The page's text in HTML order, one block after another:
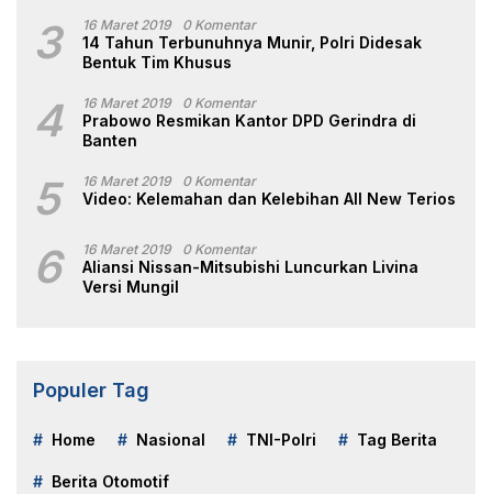
3 16 Maret 2019 0 Komentar
14 Tahun Terbunuhnya Munir, Polri Didesak
Bentuk Tim Khusus
4 16 Maret 2019 0 Komentar
Prabowo Resmikan Kantor DPD Gerindra di
Banten
5 16 Maret 2019 0 Komentar
Video: Kelemahan dan Kelebihan All New Terios
6 16 Maret 2019 0 Komentar
Aliansi Nissan-Mitsubishi Luncurkan Livina
Versi Mungil
Populer Tag
Home Nasional TNI-Polri Tag Berita
Berita Otomotif